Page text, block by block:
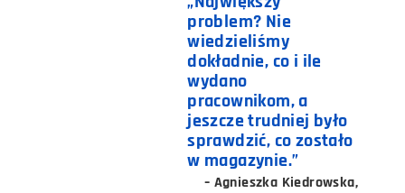
problem? Nie
wiedzieliśmy
dokładnie, co i ile
wydano
pracownikom, a
jeszcze trudniej było
sprawdzić, co zostało
w magazynie.”
– Agnieszka Kiedrowska,